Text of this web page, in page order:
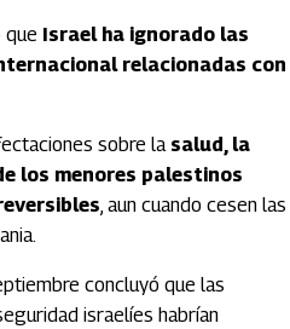
que Israel ha ignorado las
relacionadas con
sobre la salud, la
los menores palestinos
, aun cuando cesen las
concluyó que las
israelíes habrían